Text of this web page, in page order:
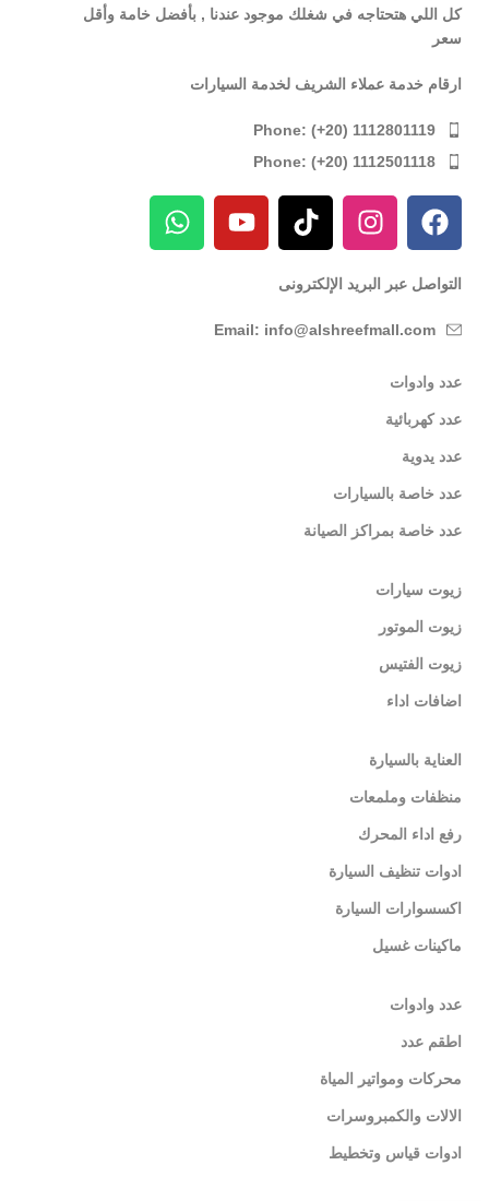
كل اللي هتحتاجه في شغلك موجود عندنا , بأفضل خامة وأقل
سعر
ارقام خدمة عملاء الشريف لخدمة السيارات
Phone: (+20) 1112801119
Phone: (+20) 1112501118
التواصل عبر البريد الإلكترونى
Email: info@alshreefmall.com
عدد وادوات
عدد كهربائية
عدد يدوية
عدد خاصة بالسيارات
عدد خاصة بمراكز الصيانة
زيوت سيارات
زيوت الموتور
زيوت الفتيس
اضافات اداء
العناية بالسيارة
منظفات وملمعات
رفع اداء المحرك
ادوات تنظيف السيارة
اكسسوارات السيارة
ماكينات غسيل
عدد وادوات
اطقم عدد
محركات ومواتير المياة
الالات والكمبروسرات
ادوات قياس وتخطيط